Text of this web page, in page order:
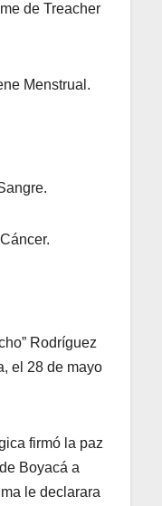
de Treacher
Menstrual.
Rodríguez
el 28 de mayo
firmó la paz
Boyacá a
le declarara